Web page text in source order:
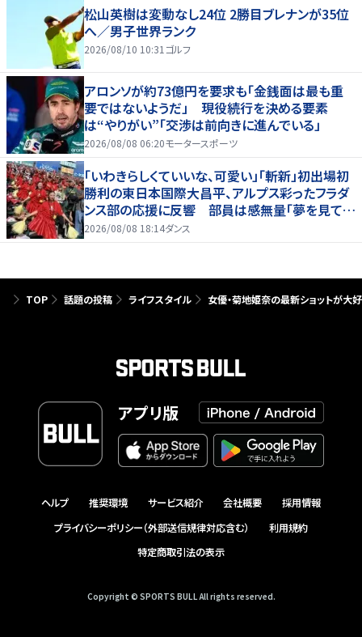
松山英樹は変動なし24位 2勝目ブレナンが35位
へ／男子世界ランク
2026/08/10 10:31 ゴルフ
アロンソが約73億円を要求も「金銭面は最も重
要ではないようだ」 現役続行を決める要素
は“やりがい”「交渉は前向きに進んでいる」
2026/08/08 06:20モータースポーツ
「いわきらしくていいな、可愛い」「斬新」初出場初
勝利の東日本国際大昌平、アルプス彩ったフラダ
ンス部の応援に反響 部員は感無量「夢を見てい
るよう」
2026/08/08 18:14ダンス
TOP 話題の投稿 ライフスタイル 女優・菊地姫奈の最新ショットが大好
アプリ版
ヘルプ 推奨環境 サービス紹介 会社概要
採用情報
プライバシーポリシー（外部送信規律対応含む）
利用規約
特定商取引法の表示
Copyright © SPORTS BULL All rights reserved.